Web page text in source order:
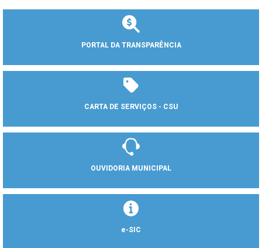
PORTAL DA TRANSPARÊNCIA
CARTA DE SERVIÇOS - CSU
OUVIDORIA MUNICIPAL
e-SIC